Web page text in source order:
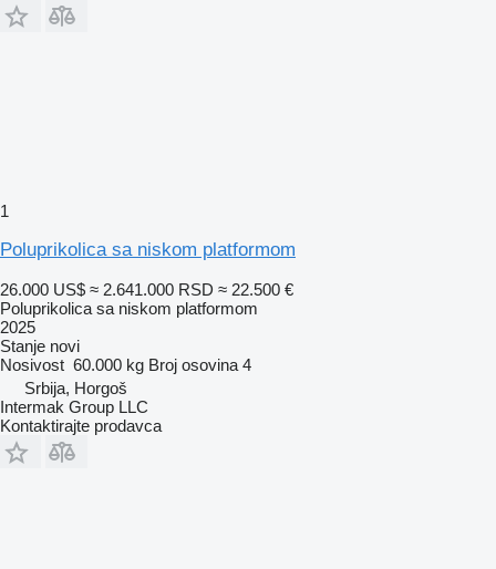
1
Poluprikolica sa niskom platformom
26.000 US$ ≈ 2.641.000 RSD ≈ 22.500 €
Poluprikolica sa niskom platformom
2025
Stanje novi
Nosivost 60.000 kg Broj osovina 4
Srbija, Horgoš
Intermak Group LLC
Kontaktirajte prodavca